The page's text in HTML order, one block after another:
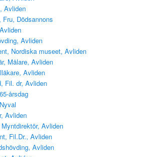
Avliden
Fru, Dödsannons
Avliden
Nordiska museet, Avliden
Målare, Avliden
Avliden
Fil. dr, Avliden
årsdag
Avliden
Avliden
Fil.Dr., Avliden
Avliden